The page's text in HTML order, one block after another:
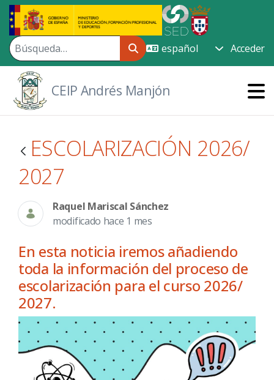
Saltar al contenido principal
Acceder
CEIP Andrés Manjón
ESCOLARIZACIÓN 2026/
2027
Raquel Mariscal Sánchez
modificado hace 1 mes
En esta noticia iremos añadiendo
toda la información del proceso de
escolarización para el curso 2026/
2027.